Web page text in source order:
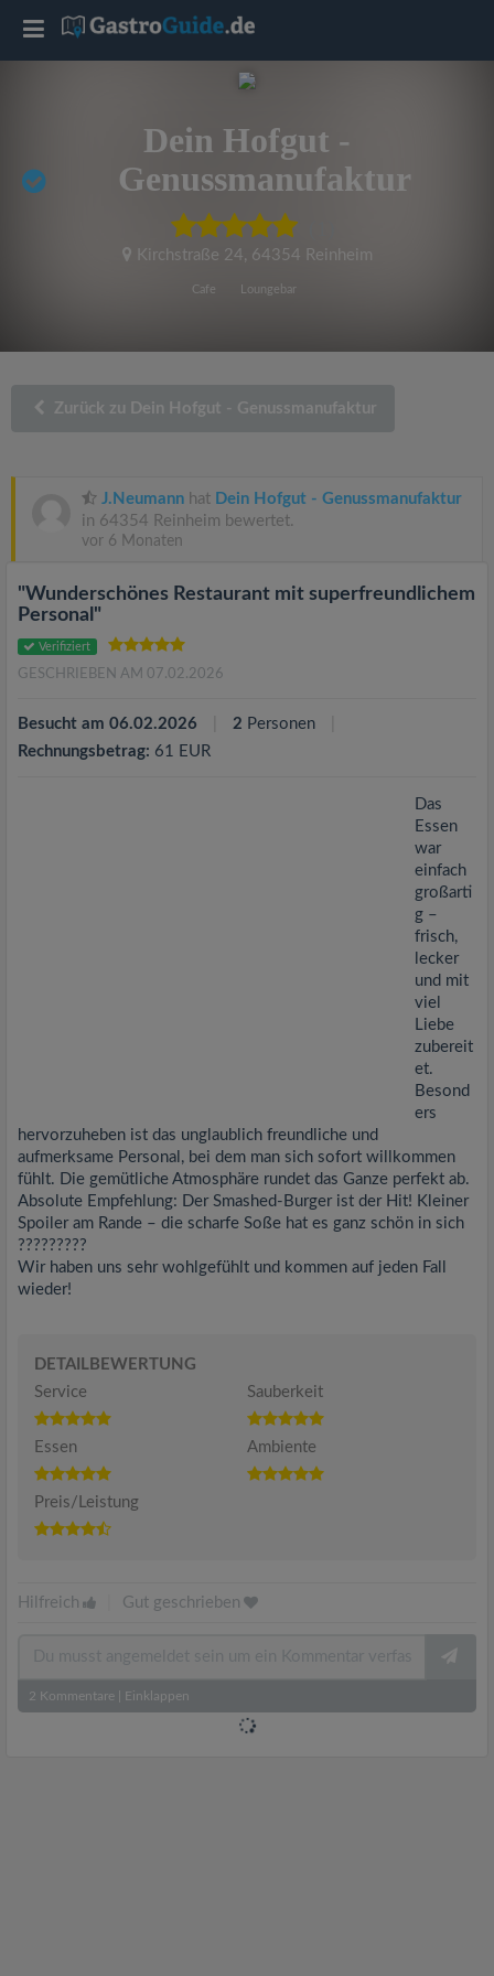
Dein Hofgut -
Genussmanufaktur
Kirchstraße 24, 64354 Reinheim
Cafe Loungebar
Zurück zu Dein Hofgut - Genussmanufaktur
J.Neumann hat Dein Hofgut - Genussmanufaktur
in 64354 Reinheim bewertet.
vor 6 Monaten
"Wunderschönes Restaurant mit superfreundlichem
Personal"
Verifiziert
GESCHRIEBEN AM 07.02.2026
Besucht am 06.02.2026 2 Personen
Rechnungsbetrag: 61 EUR
Das
Essen
war
einfach
großarti
g –
frisch,
lecker
und mit
viel
Liebe
zubereit
et.
Besond
ers
hervorzuheben ist das unglaublich freundliche und
aufmerksame Personal, bei dem man sich sofort willkommen
fühlt. Die gemütliche Atmosphäre rundet das Ganze perfekt ab.
Absolute Empfehlung: Der Smashed-Burger ist der Hit! Kleiner
Spoiler am Rande – die scharfe Soße hat es ganz schön in sich
?????????
Wir haben uns sehr wohlgefühlt und kommen auf jeden Fall
wieder!
DETAILBEWERTUNG
Service
Sauberkeit
Essen Ambiente
Preis/Leistung
Hilfreich Gut geschrieben
2 Kommentare Einklappen
T
g
a
t